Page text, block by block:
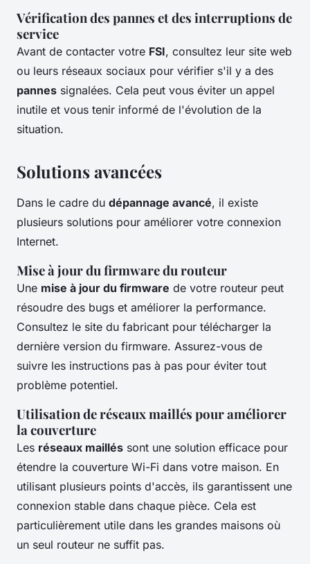
Vérification des pannes et des interruptions de
service
Avant de contacter votre FSI, consultez leur site web
ou leurs réseaux sociaux pour vérifier s'il y a des
pannes signalées. Cela peut vous éviter un appel
inutile et vous tenir informé de l'évolution de la
situation.
Solutions avancées
Dans le cadre du dépannage avancé, il existe
plusieurs solutions pour améliorer votre connexion
Internet.
Mise à jour du firmware du routeur
Une mise à jour du firmware de votre routeur peut
résoudre des bugs et améliorer la performance.
Consultez le site du fabricant pour télécharger la
dernière version du firmware. Assurez-vous de
suivre les instructions pas à pas pour éviter tout
problème potentiel.
Utilisation de réseaux maillés pour améliorer
la couverture
Les réseaux maillés sont une solution efficace pour
étendre la couverture Wi-Fi dans votre maison. En
utilisant plusieurs points d'accès, ils garantissent une
connexion stable dans chaque pièce. Cela est
particulièrement utile dans les grandes maisons où
un seul routeur ne suffit pas.